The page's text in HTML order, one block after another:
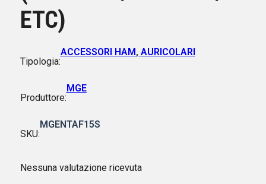
ETC)
Tipologia:
ACCESSORI HAM, AURICOLARI
Produttore:
MGE
SKU:
MGENTAF15S
Nessuna valutazione ricevuta